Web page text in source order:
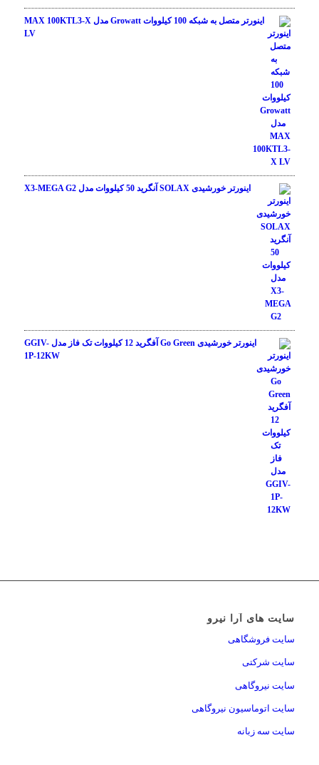
اینورتر متصل به شبکه 100 کیلووات Growatt مدل MAX 100KTL3-X
LV
اینورتر خورشیدی SOLAX آنگرید 50 کیلووات مدل X3-MEGA G2
اینورتر خورشیدی Go Green آفگرید 12 کیلووات تک فاز مدل GGIV-
1P-12KW
سایت های آرا نیرو
سایت فروشگاهی
سایت شرکتی
سایت نیروگاهی
سایت اتوماسیون نیروگاهی
سایت سه زبانه